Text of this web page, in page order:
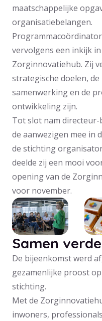
maatschappelijke
organisatiebelangen.
vervolgens een inkijk
Zorginnovatiehub. Zij
strategische doelen,
samenwerking en de
ontwikkeling zijn.
Tot slot nam directeur-
de aanwezigen mee in
de stichting
deelde zij een mooi
opening van de
voor november.
Samen
De bijeenkomst werd
gezamenlijke proost
stichting.
Met de
inwoners,